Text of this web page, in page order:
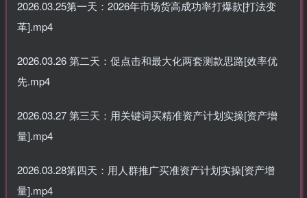
2026.03.25第一天：2026年市场货高成功率打爆款[打法变
革].mp4
2026.03.26 第二天：促点击和最大化两套测款思路[效率优
先.mp4
2026.03.27 第三天：用关键词买精准资产计划实操[资产增
量].mp4
2026.03.28第四天：用人群推广买准资产计划实操[资产增
量].mp4